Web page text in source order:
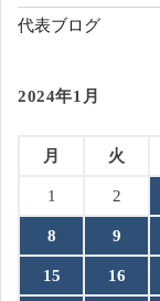
代表ブログ
2024年1月
月 火
1 2
8 9
15 16